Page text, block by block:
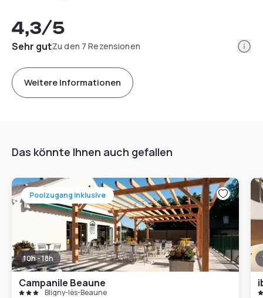
4,3/5
Sehr gutZu den 7 Rezensionen
Weitere Informationen
Das könnte Ihnen auch gefallen
Poolzugang inklusive
10h - 18h
Campanile Beaune
Bligny-lès-Beaune